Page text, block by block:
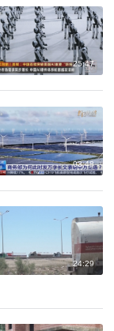
25:47
03:48
24:29